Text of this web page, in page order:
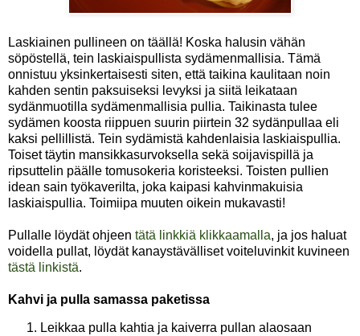
Laskiainen pullineen on täällä! Koska halusin vähän
söpöstellä, tein laskiaispullista sydämenmallisia. Tämä
onnistuu yksinkertaisesti siten, että taikina kaulitaan noin
kahden sentin paksuiseksi levyksi ja siitä leikataan
sydänmuotilla sydämenmallisia pullia. Taikinasta tulee
sydämen koosta riippuen suurin piirtein 32 sydänpullaa eli
kaksi pellillistä. Tein sydämistä kahdenlaisia laskiaispullia.
Toiset täytin mansikkasurvoksella sekä soijavispillä ja
ripsuttelin päälle tomusokeria koristeeksi. Toisten pullien
idean sain työkaverilta, joka kaipasi kahvinmakuisia
laskiaispullia. Toimiipa muuten oikein mukavasti!
Pullalle löydät ohjeen tätä linkkiä klikkaamalla, ja jos haluat
voidella pullat, löydät kanaystävälliset voiteluvinkit kuvineen
tästä linkistä.
Kahvi ja pulla samassa paketissa
Leikkaa pulla kahtia ja kaiverra pullan alaosaan